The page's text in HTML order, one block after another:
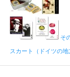
そ
スカート（ドイツの地